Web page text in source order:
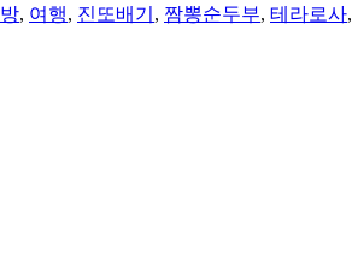
, 여행, 진또배기 , 짬뽕순두부, 테라로사,